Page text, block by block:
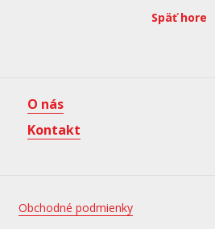
Späť hore
O nás
Kontakt
Obchodné podmienky